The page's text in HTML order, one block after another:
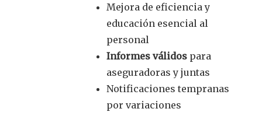
Mejora de eficiencia y
educación esencial al
personal
Informes válidos para
aseguradoras y juntas
Notificaciones tempranas
por variaciones